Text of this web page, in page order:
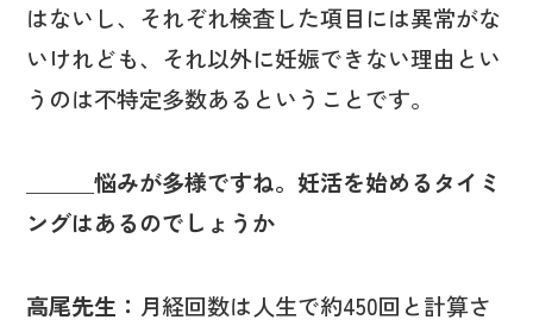
はないし、それぞれ検査した項目には異常がな
いけれども、それ以外に妊娠できない理由とい
うのは不特定多数あるということです。
＿＿＿悩みが多様ですね。妊活を始めるタイミ
ングはあるのでしょうか
高尾先生： 月経回数は人生で約450回と計算さ